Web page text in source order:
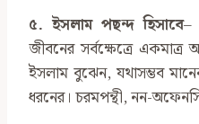
৫. ইসলাম পছন্দ হিসাবে–
জীবনের সর্বক্ষেত্রে
ইসলাম বুঝেন, যথাসম্ভব
ধরনের। চরমপন্থী, নন-